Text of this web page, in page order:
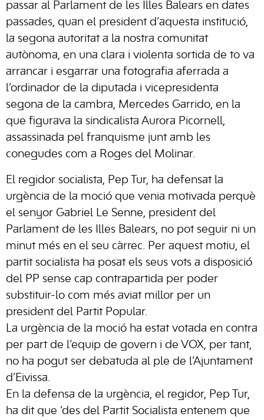
passar al Parlament de les Illes Balears en dates
passades, quan el president d’aquesta institució,
la segona autoritat a la nostra comunitat
autònoma, en una clara i violenta sortida de to va
arrancar i esgarrar una fotografia aferrada a
l’ordinador de la diputada i vicepresidenta
segona de la cambra, Mercedes Garrido, en la
que figurava la sindicalista Aurora Picornell,
assassinada pel franquisme junt amb les
conegudes com a Roges del Molinar.
El regidor socialista, Pep Tur, ha defensat la
urgència de la moció que venia motivada perquè
el senyor Gabriel Le Senne, president del
Parlament de les Illes Balears, no pot seguir ni un
minut més en el seu càrrec. Per aquest motiu, el
partit socialista ha posat els seus vots a disposició
del PP sense cap contrapartida per poder
substituir-lo com més aviat millor per un
president del Partit Popular.
La urgència de la moció ha estat votada en contra
per part de l’equip de govern i de VOX, per tant,
no ha pogut ser debatuda al ple de l’Ajuntament
d’Eivissa.
En la defensa de la urgència, el regidor, Pep Tur,
ha dit que ‘des del Partit Socialista entenem que